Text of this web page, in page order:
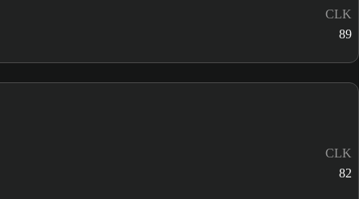
CLK
89
CLK
82